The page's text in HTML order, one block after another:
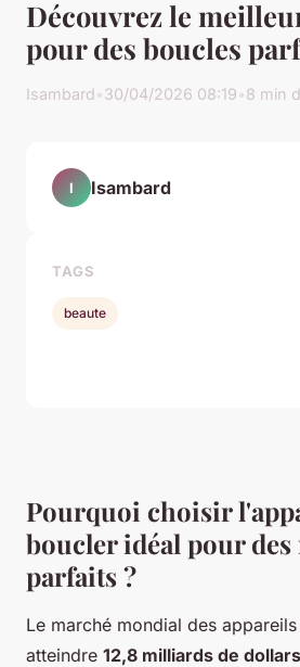
Découvrez le
pour des boucles
Isambard•30/04/2026 08:19•8 min
Pourquoi choisir
boucler idéal pour des
parfaits ?
Le marché mondial des
atteindre 12,8 milliards de dollars
I Isambard
TAGS
beaute